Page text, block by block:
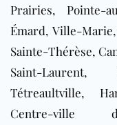
Prairies, Pointe-
Émard, Ville-
Sainte-Thérèse,
Saint-Laurent,
Tétreaultville,
Centre-ville